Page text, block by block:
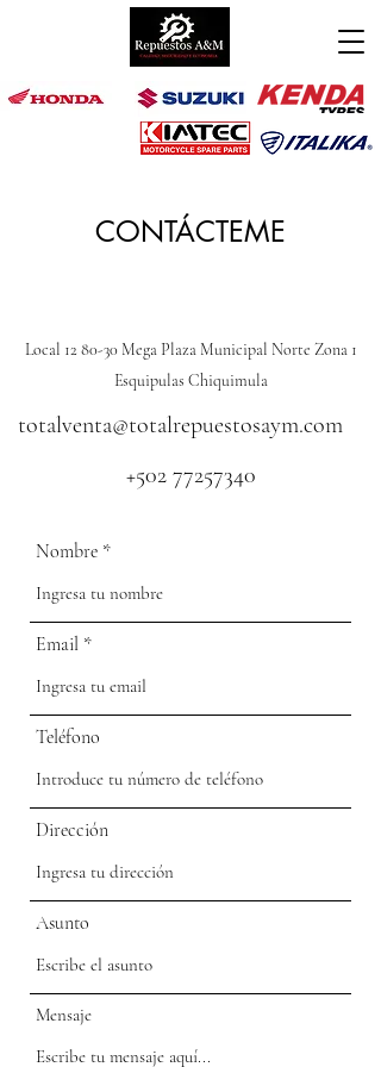
CONTÁCTEME
Local 12 80-30 Mega Plaza Municipal Norte Zona 1
Esquipulas Chiquimula
totalventa@totalrepuestosaym.com
+502 77257340
Nombre
Email
Teléfono
Dirección
Asunto
Mensaje